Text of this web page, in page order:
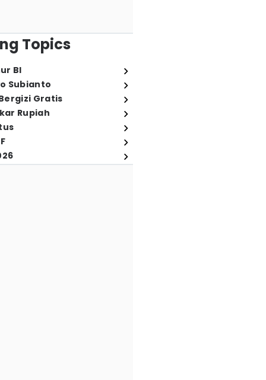
Topics
BI
Subianto
Gratis
Rupiah